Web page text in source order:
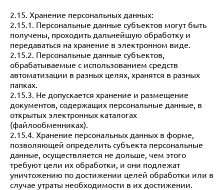
2.15. Хранение персональных данных:
2.15.1. Персональные данные субъектов могут быть
получены, проходить дальнейшую обработку и
передаваться на хранение в электронном виде.
2.15.2. Персональные данные субъектов,
обрабатываемые с использованием средств
автоматизации в разных целях, хранятся в разных
папках.
2.15.3. Не допускается хранение и размещение
документов, содержащих персональные данные, в
открытых электронных каталогах
(файлообменниках).
2.15.4. Хранение персональных данных в форме,
позволяющей определить субъекта персональные
данные, осуществляется не дольше, чем этого
требуют цели их обработки, и они подлежат
уничтожению по достижении целей обработки или в
случае утраты необходимости в их достижении.